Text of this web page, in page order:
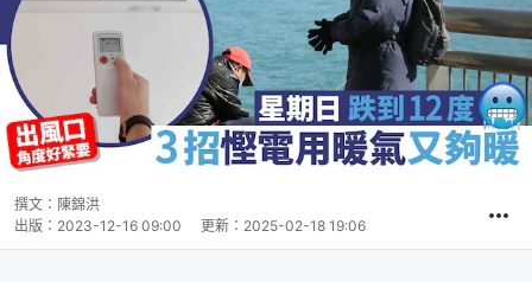
撰文： 陳錦洪
出版： 2023-12-16 09:00 更新： 2025-02-18 19:06